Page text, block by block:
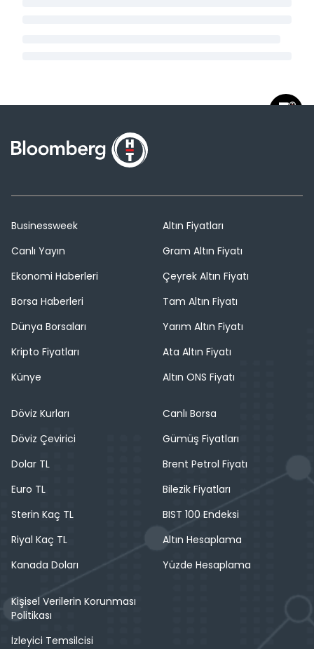
Businessweek
Canlı Yayın
Ekonomi Haberleri
Borsa Haberleri
Dünya Borsaları
Kripto Fiyatları
Künye
Altın Fiyatları
Gram Altın Fiyatı
Çeyrek Altın Fiyatı
Tam Altın Fiyatı
Yarım Altın Fiyatı
Ata Altın Fiyatı
Altın ONS Fiyatı
Döviz Kurları
Döviz Çevirici
Dolar TL
Euro TL
Sterin Kaç TL
Riyal Kaç TL
Kanada Doları
Canlı Borsa
Gümüş Fiyatları
Brent Petrol Fiyatı
Bilezik Fiyatları
BIST 100 Endeksi
Altın Hesaplama
Yüzde Hesaplama
Kişisel Verilerin Korunması
Politikası
İzleyici Temsilcisi